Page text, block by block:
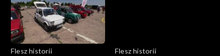
Flesz historii
Flesz historii